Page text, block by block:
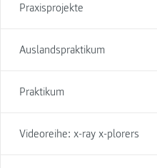
Praxisprojekte
Auslandspraktikum
Praktikum
Videoreihe: x-ray x-plorers